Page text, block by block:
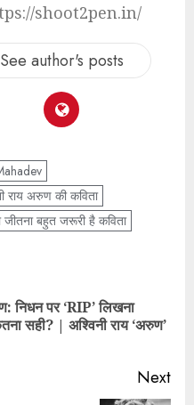
shoot2pen.in/
See author's posts
राय अरुण की कविता
जीतना बहुत जरूरी है कविता
निधन पर ‘RIP’ लिखना
सही? | अश्विनी राय ‘अरुण’
Next